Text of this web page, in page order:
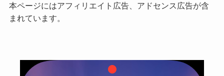
本ページにはアフィリエイト広告、アドセンス広告が含
まれています。